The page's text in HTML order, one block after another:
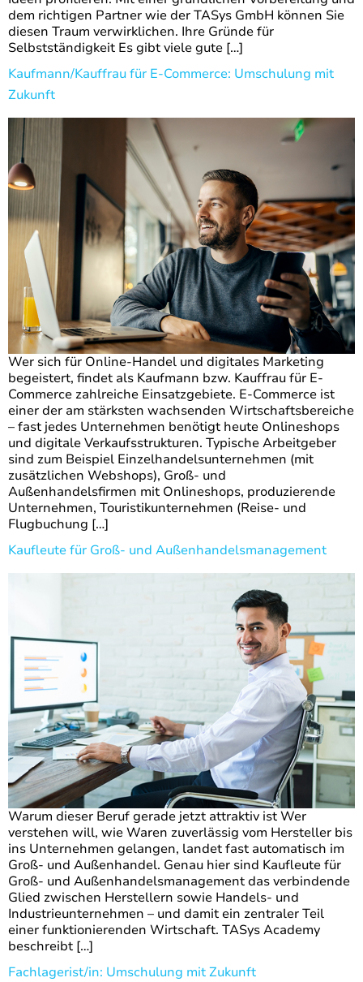
dem richtigen Partner wie der TASys GmbH können Sie
diesen Traum verwirklichen. Ihre Gründe für
Selbstständigkeit Es gibt viele gute […]
Kaufmann/Kauffrau für E-Commerce: Umschulung mit
Zukunft
Wer sich für Online-Handel und digitales Marketing
begeistert, findet als Kaufmann bzw. Kauffrau für E-
Commerce zahlreiche Einsatzgebiete. E-Commerce ist
einer der am stärksten wachsenden Wirtschaftsbereiche
– fast jedes Unternehmen benötigt heute Onlineshops
und digitale Verkaufsstrukturen. Typische Arbeitgeber
sind zum Beispiel Einzelhandelsunternehmen (mit
zusätzlichen Webshops), Groß- und
Außenhandelsfirmen mit Onlineshops, produzierende
Unternehmen, Touristikunternehmen (Reise- und
Flugbuchung […]
Kaufleute für Groß- und Außenhandelsmanagement
Warum dieser Beruf gerade jetzt attraktiv ist Wer
verstehen will, wie Waren zuverlässig vom Hersteller bis
ins Unternehmen gelangen, landet fast automatisch im
Groß- und Außenhandel. Genau hier sind Kaufleute für
Groß- und Außenhandelsmanagement das verbindende
Glied zwischen Herstellern sowie Handels- und
Industrieunternehmen – und damit ein zentraler Teil
einer funktionierenden Wirtschaft. TASys Academy
beschreibt […]
Fachlagerist/in: Umschulung mit Zukunft